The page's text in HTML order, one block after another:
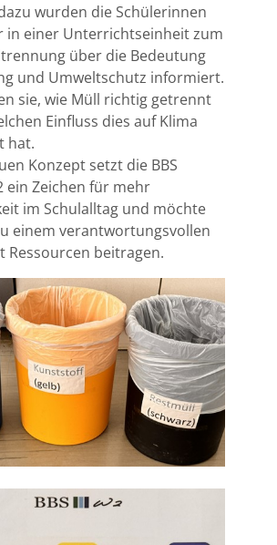
wurden die Schülerinnen
in einer Unterrichtseinheit zum
über die Bedeutung
und Umweltschutz informiert.
sie, wie Müll richtig getrennt
Einfluss dies auf Klima
hat.
Konzept setzt die BBS
ein Zeichen für mehr
im Schulalltag und möchte
einem verantwortungsvollen
Ressourcen beitragen.